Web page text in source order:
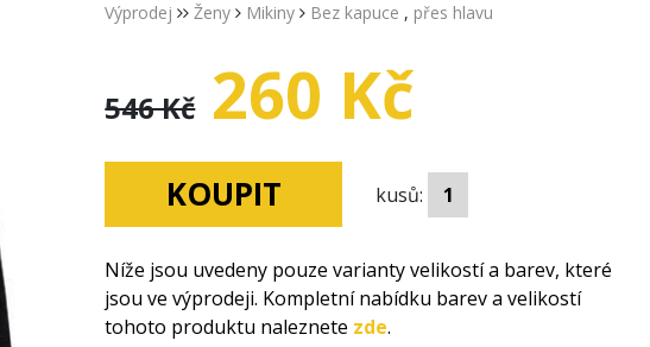
Výprodej Ženy Mikiny Bez kapuce , přes hlavu
546 Kč 260 Kč
KOUPIT kusů:
Níže jsou uvedeny pouze varianty velikostí a barev, které
jsou ve výprodeji. Kompletní nabídku barev a velikostí
tohoto produktu naleznete zde.